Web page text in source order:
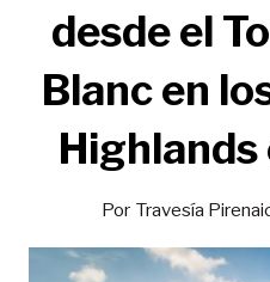
desde el
Blanc en
Highlands
Por Travesía